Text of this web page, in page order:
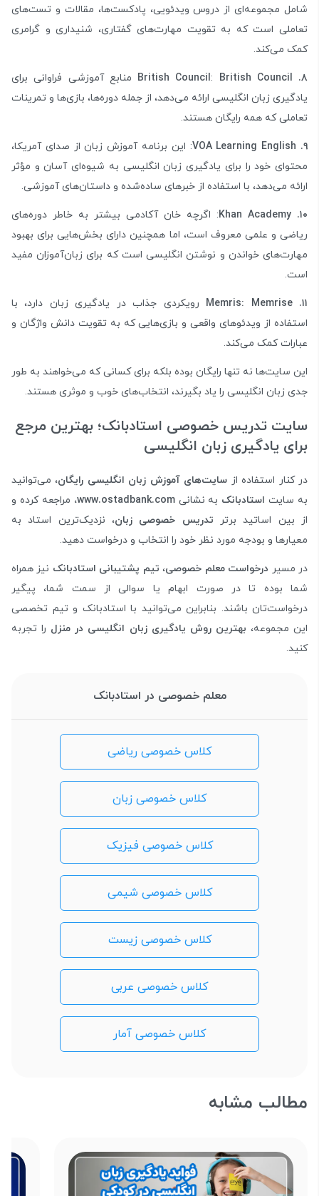
شامل مجموعه‌ای از دروس ویدئویی، پادکست‌ها، مقالات و تست‌های
تعاملی است که به تقویت مهارت‌های گفتاری، شنیداری و گرامری
کمک می‌کند.
۸. British Council : British Council
منابع آموزشی فراوانی برای
یادگیری زبان انگلیسی ارائه می‌دهد، از جمله دوره‌ها، بازی‌ها و تمرینات
تعاملی که همه رایگان هستند.
۹. VOA Learning English
: این برنامه آموزش زبان از صدای آمریکا،
محتوای خود را برای یادگیری زبان انگلیسی به شیوه‌ای آسان و مؤثر
ارائه می‌دهد، با استفاده از خبرهای ساده‌شده و داستان‌های آموزشی.
۱۰. Khan Academy
: اگرچه خان آکادمی بیشتر به خاطر دوره‌های
ریاضی و علمی معروف است، اما همچنین دارای بخش‌هایی برای بهبود
مهارت‌های خواندن و نوشتن انگلیسی است که برای زبان‌آموزان مفید
است.
۱۱. Memris: Memrise
رویکردی جذاب در یادگیری زبان دارد، با
استفاده از ویدئوهای واقعی و بازی‌هایی که به تقویت دانش واژگان و
عبارات کمک می‌کند.
این سایت‌ها نه تنها رایگان بوده بلکه برای کسانی که می‌خواهند به طور
جدی زبان انگلیسی را یاد بگیرند، انتخاب‌های خوب و موثری هستند.
سایت تدریس خصوصی استادبانک؛ بهترین مرجع
برای یادگیری زبان انگلیسی
در کنار استفاده از سایت‌های آموزش زبان انگلیسی رایگان، می‌توانید
به سایت استادبانک به نشانیwww.ostadbank.com، مراجعه کرده و
از بین اساتید برتر تدریس خصوصی زبان، نزدیک‌ترین استاد به
معیارها و بودجه مورد نظر خود را انتخاب و درخواست دهید.
در مسیر درخواست معلم خصوصی،تیم پشتیبانی استادبانک نیز همراه
شما بوده تا در صورت ابهام یا سوالی از سمت شما، پیگیر
درخواست‌تان باشند. بنابراین می‌توانید با استادبانک و تیم تخصصی
این مجموعه، بهترین روش یادگیری زبان انگلیسی در منزل را تجربه
کنید.
معلم خصوصی در استادبانک
کلاس خصوصی ریاضی
کلاس خصوصی زبان
کلاس خصوصی فیزیک
کلاس خصوصی شیمی
کلاس خصوصی زیست
کلاس خصوصی عربی
کلاس خصوصی آمار
مطالب مشابه